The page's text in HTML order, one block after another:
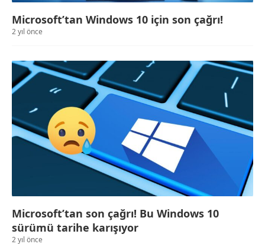
Microsoft’tan Windows 10 için son çağrı!
2 yıl önce
Microsoft’tan son çağrı! Bu Windows 10
sürümü tarihe karışıyor
2 yıl önce